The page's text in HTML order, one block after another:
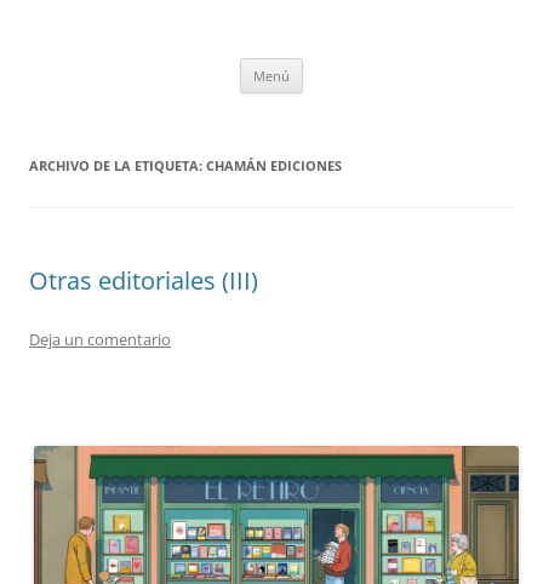
Menú
ARCHIVO DE LA ETIQUETA: CHAMÁN EDICIONES
Otras editoriales (III)
Deja un comentario